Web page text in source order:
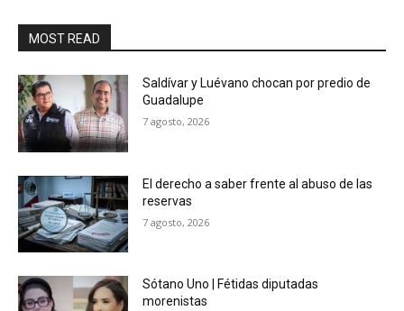
MOST READ
Saldívar y Luévano chocan por predio de
Guadalupe
7 agosto, 2026
El derecho a saber frente al abuso de las
reservas
7 agosto, 2026
Sótano Uno | Fétidas diputadas
morenistas